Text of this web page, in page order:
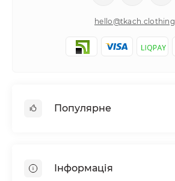
hello@tkach.clothing
Популярне
Простирадла на резинці
Інформація